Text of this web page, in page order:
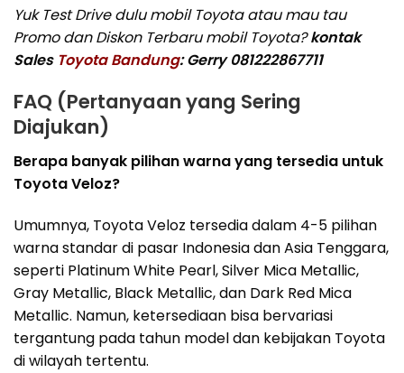
Yuk Test Drive dulu mobil Toyota atau mau tau
Promo dan Diskon Terbaru mobil Toyota?kontak
Sales Toyota Bandung: Gerry 081222867711
FAQ (Pertanyaan yang Sering
Diajukan)
Berapa banyak pilihan warna yang tersedia untuk
Toyota Veloz?
Umumnya, Toyota Veloz tersedia dalam 4-5 pilihan
warna standar di pasar Indonesia dan Asia Tenggara,
seperti Platinum White Pearl, Silver Mica Metallic,
Gray Metallic, Black Metallic, dan Dark Red Mica
Metallic. Namun, ketersediaan bisa bervariasi
tergantung pada tahun model dan kebijakan Toyota
di wilayah tertentu.